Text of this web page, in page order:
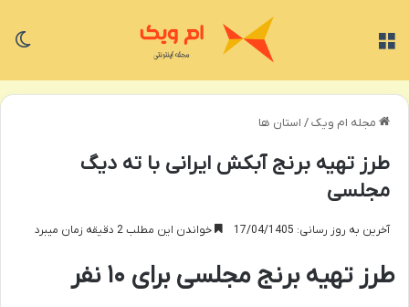
مجله ام ویک/ استان ها
طرز تهیه برنج آبکش ایرانی با ته دیگ
مجلسی
آخرین به روز رسانی: 17/04/1405 خواندن این مطلب 2 دقیقه زمان میبرد
طرز تهیه برنج مجلسی برای ۱۰ نفر